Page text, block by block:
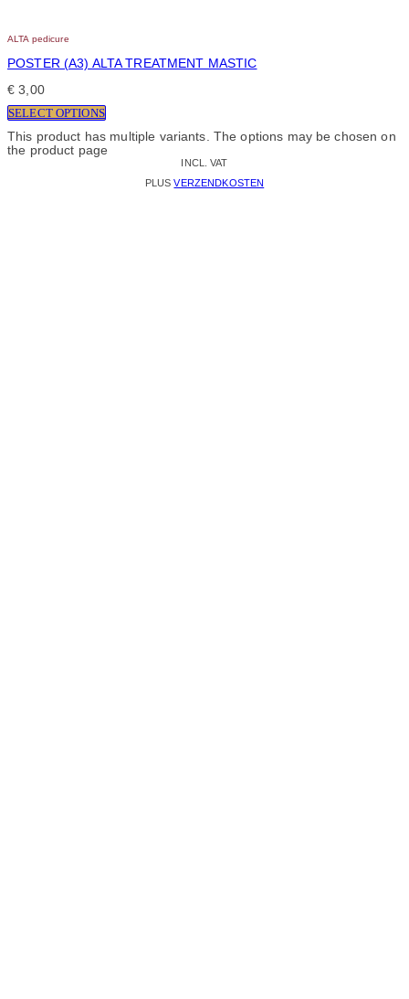
ALTA pedicure
POSTER (A3) ALTA TREATMENT MASTIC
€ 3,00
SELECT OPTIONS
This product has multiple variants. The options may be chosen on
the product page
INCL. VAT
PLUSVERZENDKOSTEN